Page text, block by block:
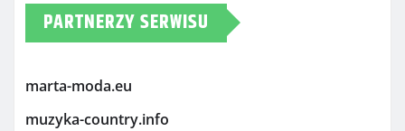
PARTNERZY SERWISU
marta-moda.eu
muzyka-country.info